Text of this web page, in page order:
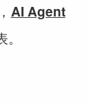
AI Agent